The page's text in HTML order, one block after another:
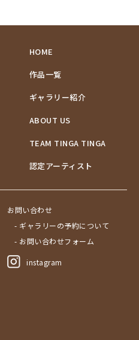
HOME
作品一覧
ギャラリー紹介
ABOUT US
TEAM TINGA TINGA
認定アーティスト
お問い合わせ
- ギャラリーの予約について
- お問い合わせフォーム
instagram